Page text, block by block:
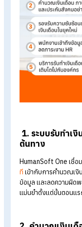
เมื่อเข้าสู่ปี 2026
รองรับการทำงา
One จึงเป็นบริกา
ไปต่อได้ในระยะยาว